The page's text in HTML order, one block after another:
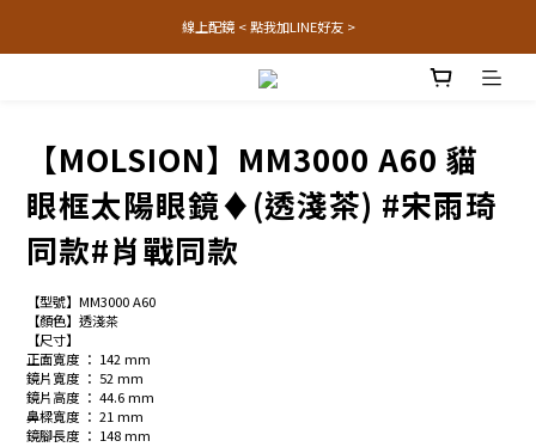
線上配鏡 < 點我加LINE好友 >
【MOLSION】MM3000 A60 貓
眼框太陽眼鏡♦(透淺茶) #宋雨琦
同款#肖戰同款
【型號】MM3000 A60
【顏色】透淺茶
【尺寸】
正面寬度 ： 142 mm
鏡片寬度 ： 52 mm
鏡片高度 ： 44.6 mm
鼻樑寬度 ： 21 mm
鏡腳長度 ： 148 mm